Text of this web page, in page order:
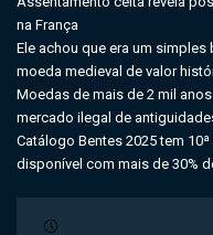
na França
Ele achou que era um
moeda medieval de valor
Moedas de mais de 2 mil
mercado ilegal de
Catálogo Bentes 2025 tem
disponível com mais de 30%